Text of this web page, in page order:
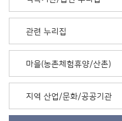
관련 누리집
마을(농촌체험휴양/산촌)
지역 산업/문화/공공기관